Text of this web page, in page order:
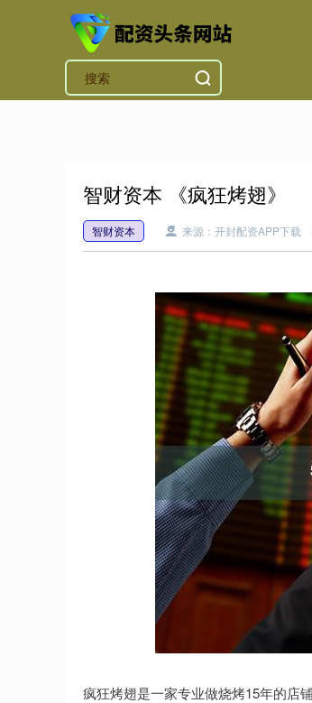
智财资本 《疯狂烤翅》
智财资本 来源：开封配资APP下载
疯狂烤翅是一家专业做烧烤15年的店
14311.01